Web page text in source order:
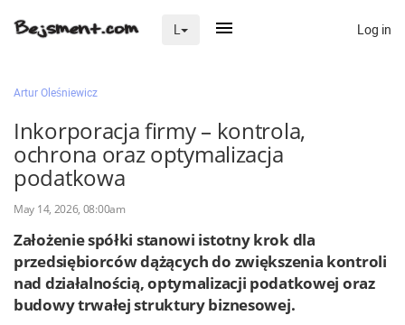
Na skróty
Zaloguj przez Clascal
×
Log in
Artur Oleśniewicz
Inkorporacja firmy – kontrola,
ochrona oraz optymalizacja
podatkowa
May 14, 2026, 08:00am
Założenie spółki stanowi istotny krok dla
przedsiębiorców dążących do zwiększenia kontroli
nad działalnością, optymalizacji podatkowej oraz
budowy trwałej struktury biznesowej.